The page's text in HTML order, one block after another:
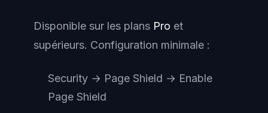
Disponible sur les plans Pro et
supérieurs. Configuration minimale :
Security → Page Shield → Enable
Page Shield